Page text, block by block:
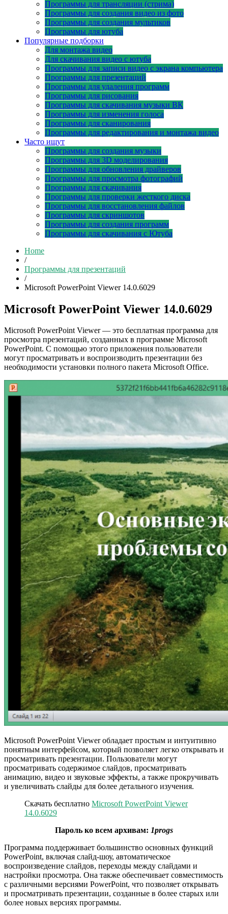
Программы для трансляции (стрима)
Программы для создания видео из фото
Программы для создания мультиков
Программы для ютуба
Популярные подборки
Для монтажа видео
Для скачивания видео с ютуба
Программы для записи видео с экрана компьютера
Программы для презентаций
Программы для удаления программ
Программы для рисования
Программы для скачивания музыки ВК
Программы для изменения голоса
Программы для сканирования
Программы для редактирования и монтажа видео
Часто ищут
Программы для создания музыки
Программы для 3D моделирования
Программы для обновления драйверов
Программы для просмотра фотографий
Программы для скачивания
Программы для проверки жесткого диска
Программы для восстановления файлов
Программы для скриншотов
Программы для создания программ
Программы для скачивания с Ютуба
Home
/
Программы для презентаций
/
Microsoft PowerPoint Viewer 14.0.6029
Microsoft PowerPoint Viewer 14.0.6029
Microsoft PowerPoint Viewer — это бесплатная программа для
просмотра презентаций, созданных в программе Microsoft
PowerPoint. С помощью этого приложения пользователи
могут просматривать и воспроизводить презентации без
необходимости установки полного пакета Microsoft Office.
Microsoft PowerPoint Viewer обладает простым и интуитивно
понятным интерфейсом, который позволяет легко открывать и
просматривать презентации. Пользователи могут
просматривать содержимое слайдов, просматривать
анимацию, видео и звуковые эффекты, а также прокручивать
и увеличивать слайды для более детального изучения.
Скачать бесплатно Microsoft PowerPoint Viewer
14.0.6029
Пароль ко всем архивам: 1progs
Программа поддерживает большинство основных функций
PowerPoint, включая слайд-шоу, автоматическое
воспроизведение слайдов, переходы между слайдами и
настройки просмотра. Она также обеспечивает совместимость
с различными версиями PowerPoint, что позволяет открывать
и просматривать презентации, созданные в более старых или
более новых версиях программы.